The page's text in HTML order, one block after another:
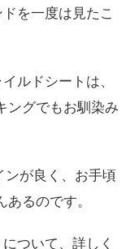
を一度は見たこ
ルドシートは、
ングでもお馴染み
が良く、お手頃
るのです。
ついて、詳しく